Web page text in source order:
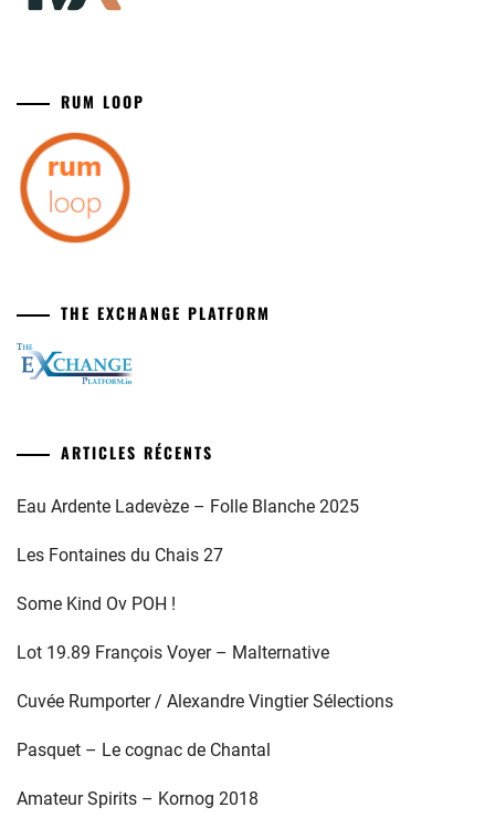
RUM LOOP
THE EXCHANGE PLATFORM
ARTICLES RÉCENTS
Eau Ardente Ladevèze – Folle Blanche 2025
Les Fontaines du Chais 27
Some Kind Ov POH !
Lot 19.89 François Voyer – Malternative
Cuvée Rumporter / Alexandre Vingtier Sélections
Pasquet – Le cognac de Chantal
Amateur Spirits – Kornog 2018